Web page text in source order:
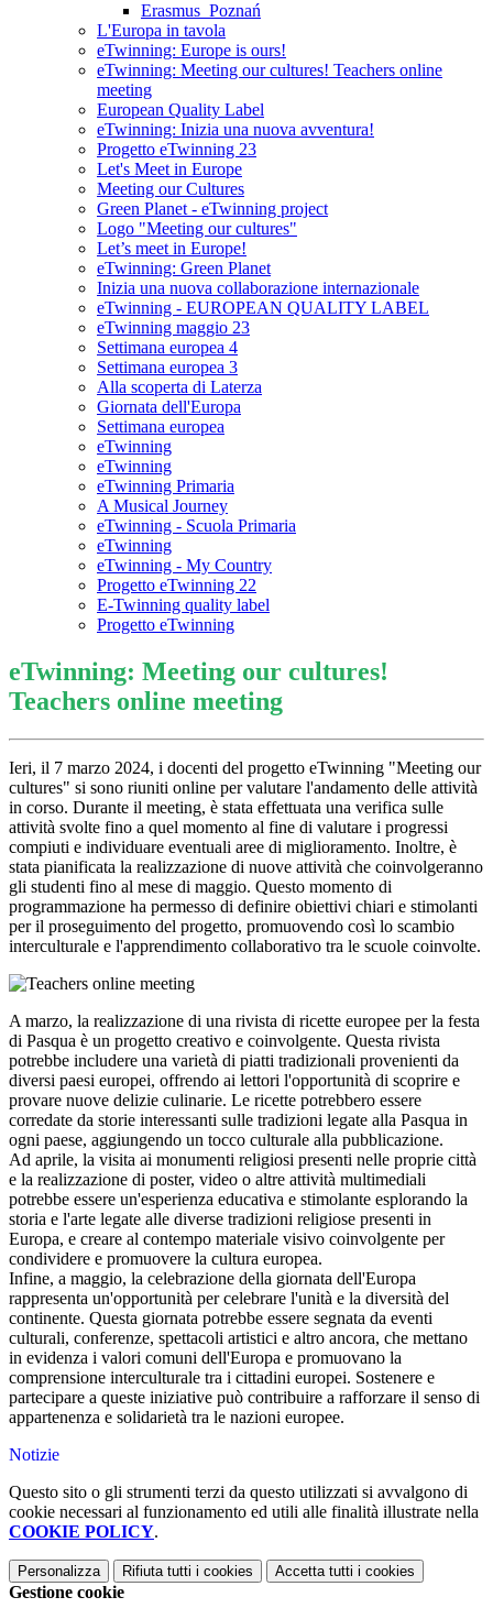
Erasmus_Poznań
L'Europa in tavola
eTwinning: Europe is ours!
eTwinning: Meeting our cultures! Teachers online
meeting
European Quality Label
eTwinning: Inizia una nuova avventura!
Progetto eTwinning 23
Let's Meet in Europe
Meeting our Cultures
Green Planet - eTwinning project
Logo "Meeting our cultures"
Let’s meet in Europe!
eTwinning: Green Planet
Inizia una nuova collaborazione internazionale
eTwinning - EUROPEAN QUALITY LABEL
eTwinning maggio 23
Settimana europea 4
Settimana europea 3
Alla scoperta di Laterza
Giornata dell'Europa
Settimana europea
eTwinning
eTwinning
eTwinning Primaria
A Musical Journey
eTwinning - Scuola Primaria
eTwinning
eTwinning - My Country
Progetto eTwinning 22
E-Twinning quality label
Progetto eTwinning
eTwinning: Meeting our cultures!
Teachers online meeting
Ieri, il 7 marzo 2024, i docenti del progetto eTwinning "Meeting our
cultures" si sono riuniti online per valutare l'andamento delle attività
in corso. Durante il meeting, è stata effettuata una verifica sulle
attività svolte fino a quel momento al fine di valutare i progressi
compiuti e individuare eventuali aree di miglioramento. Inoltre, è
stata pianificata la realizzazione di nuove attività che coinvolgeranno
gli studenti fino al mese di maggio. Questo momento di
programmazione ha permesso di definire obiettivi chiari e stimolanti
per il proseguimento del progetto, promuovendo così lo scambio
interculturale e l'apprendimento collaborativo tra le scuole coinvolte.
A marzo, la realizzazione di una rivista di ricette europee per la festa
di Pasqua è un progetto creativo e coinvolgente. Questa rivista
potrebbe includere una varietà di piatti tradizionali provenienti da
diversi paesi europei, offrendo ai lettori l'opportunità di scoprire e
provare nuove delizie culinarie. Le ricette potrebbero essere
corredate da storie interessanti sulle tradizioni legate alla Pasqua in
ogni paese, aggiungendo un tocco culturale alla pubblicazione.
Ad aprile, la visita ai monumenti religiosi presenti nelle proprie città
e la realizzazione di poster, video o altre attività multimediali
potrebbe essere un'esperienza educativa e stimolante esplorando la
storia e l'arte legate alle diverse tradizioni religiose presenti in
Europa, e creare al contempo materiale visivo coinvolgente per
condividere e promuovere la cultura europea.
Infine, a maggio, la celebrazione della giornata dell'Europa
rappresenta un'opportunità per celebrare l'unità e la diversità del
continente. Questa giornata potrebbe essere segnata da eventi
culturali, conferenze, spettacoli artistici e altro ancora, che mettano
in evidenza i valori comuni dell'Europa e promuovano la
comprensione interculturale tra i cittadini europei. Sostenere e
partecipare a queste iniziative può contribuire a rafforzare il senso di
appartenenza e solidarietà tra le nazioni europee.
Notizie
Questo sito o gli strumenti terzi da questo utilizzati si avvalgono di
cookie necessari al funzionamento ed utili alle finalità illustrate nella
COOKIE POLICY.
Personalizza Rifiuta tutti i cookies Accetta tutti i cookies
Gestione cookie